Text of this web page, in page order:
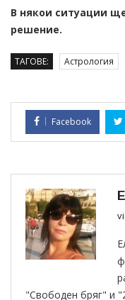
В някои ситуации
решение.
ТАГОВЕ: Астрология
Facebook
"Свободен бряг" и